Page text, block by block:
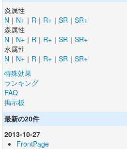
炎属性
N ｜ N+ ｜ R ｜ R+ ｜ SR ｜ SR+
森属性
N ｜ N+ ｜ R ｜ R+ ｜ SR ｜ SR+
水属性
N ｜ N+ ｜ R ｜ R+ ｜ SR ｜ SR+
特殊効果
ランキング
FAQ
掲示板
最新の20件
2013-10-27
FrontPage